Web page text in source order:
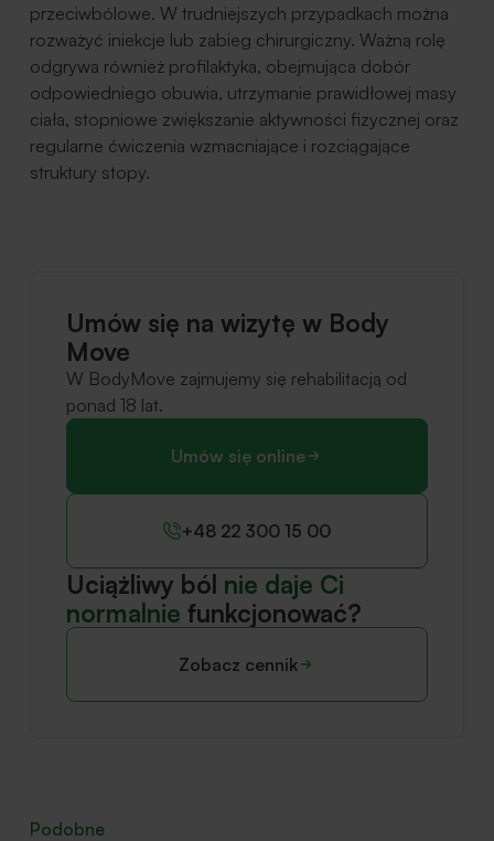
przeciwbólowe. W trudniejszych przypadkach można
rozważyć iniekcje lub zabieg chirurgiczny. Ważną rolę
odgrywa również profilaktyka, obejmująca dobór
odpowiedniego obuwia, utrzymanie prawidłowej masy
ciała, stopniowe zwiększanie aktywności fizycznej oraz
regularne ćwiczenia wzmacniające i rozciągające
struktury stopy.
Umów się na wizytę w Body
Move
W BodyMove zajmujemy się rehabilitacją od
ponad 18 lat.
Umów się online
+48 22 300 15 00
Uciążliwy ból nie daje Ci
normalnie funkcjonować?
Zobacz cennik
Podobne